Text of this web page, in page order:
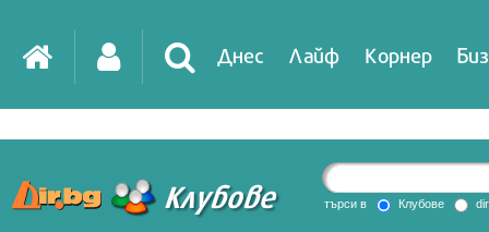
Днес Лайф Корнер
DirTV Impressio
търси в Клубове